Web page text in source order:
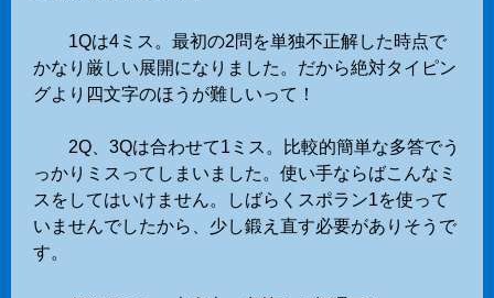
1Qは4ミス。最初の2問を単独不正解した時点で
かなり厳しい展開になりました。だから絶対タイピン
グより四文字のほうが難しいって！
2Q、3Qは合わせて1ミス。比較的簡単な多答でう
っかりミスってしまいました。使い手ならばこんなミ
スをしてはいけません。しばらくスポラン1を使って
いませんでしたから、少し鍛え直す必要がありそうで
す。